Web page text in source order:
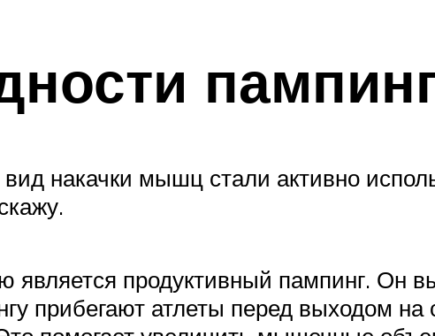
накачки мышц стали активно
является продуктивный пампинг. Он
прибегают атлеты перед выходом